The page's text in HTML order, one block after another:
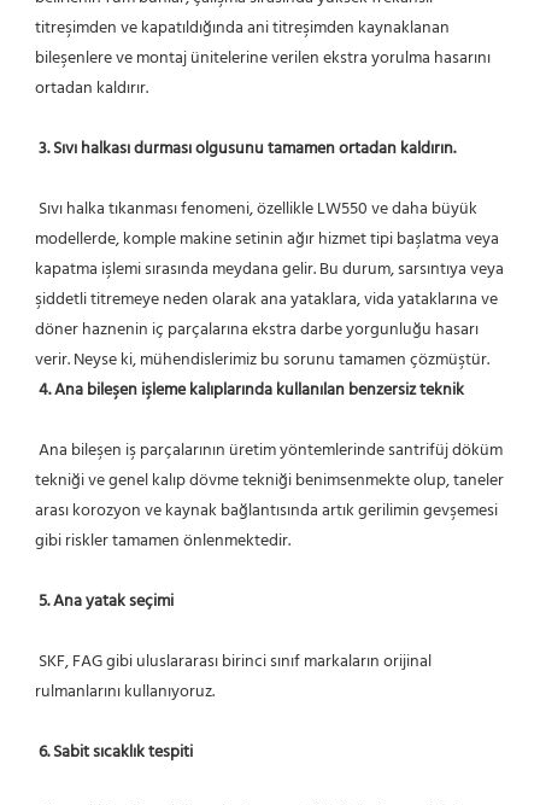
titreşimden ve kapatıldığında ani titreşimden kaynaklanan
bileşenlere ve montaj ünitelerine verilen ekstra yorulma hasarını
ortadan kaldırır.
3. Sıvı halkası durması olgusunu tamamen ortadan kaldırın.
modellerde, komple makine setinin ağır hizmet tipi başlatma veya
kapatma işlemi sırasında meydana gelir. Bu durum, sarsıntıya veya
şiddetli titremeye neden olarak ana yataklara, vida yataklarına ve
döner haznenin iç parçalarına ekstra darbe yorgunluğu hasarı
verir. Neyse ki, mühendislerimiz bu sorunu tamamen çözmüştür.
4. Ana bileşen işleme kalıplarında kullanılan benzersiz teknik
tekniği ve genel kalıp dövme tekniği benimsenmekte olup, taneler
arası korozyon ve kaynak bağlantısında artık gerilimin gevşemesi
gibi riskler tamamen önlenmektedir.
5. Ana yatak seçimi
rulmanlarını kullanıyoruz.
6. Sabit sıcaklık tespiti